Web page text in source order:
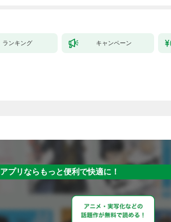
ランキング キャンペーン
アプリならもっと便利で快適に！